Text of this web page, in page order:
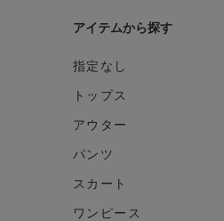
アイテム
指定なし
トップス
アウター
パンツ
スカート
ワンピース